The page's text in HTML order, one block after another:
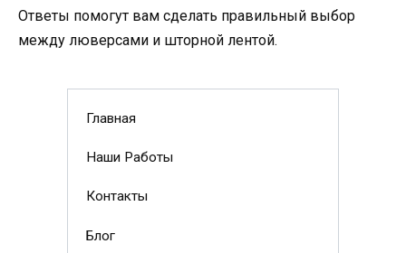
Ответы помогут вам сделать правильный выбор
между люверсами и шторной лентой.
Главная
Наши Работы
Контакты
Блог